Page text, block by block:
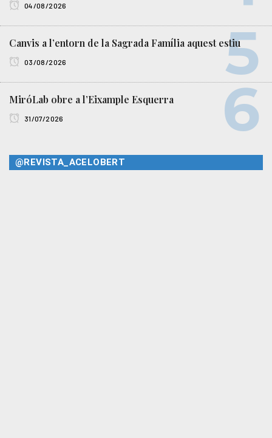
04/08/2026
Canvis a l’entorn de la Sagrada Família aquest estiu
03/08/2026
MiróLab obre a l’Eixample Esquerra
31/07/2026
@REVISTA_ACELOBERT